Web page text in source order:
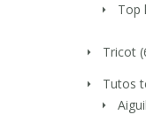
Top
Tricot
Tutos